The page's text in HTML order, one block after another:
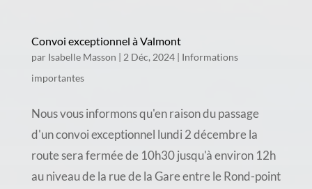
Convoi exceptionnel à Valmont
par Isabelle Masson | 2 Déc, 2024| Informations
importantes
Nous vous informons qu'en raison du passage
d'un convoi exceptionnel lundi 2 décembre la
route sera fermée de 10h30 jusqu'à environ 12h
au niveau de la rue de la Gare entre le Rond-point